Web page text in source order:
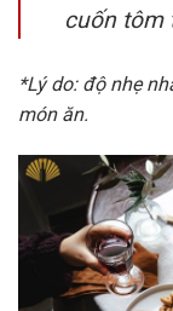
cuốn tôm
*Lý do: độ nhẹ
món ăn.